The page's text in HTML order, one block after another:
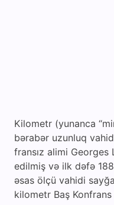
Kilometr (yunanca
bərabər uzunluq
fransız alimi
edilmiş və ilk dəfə
əsas ölçü vahidi
kilometr Baş